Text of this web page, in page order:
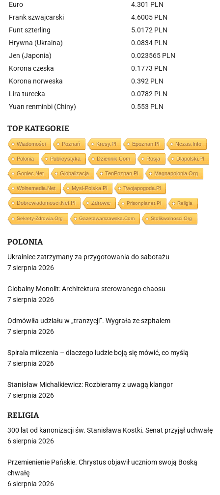
Euro
4.301 PLN
Frank szwajcarski
4.6005 PLN
Funt szterling
5.0172 PLN
Hrywna (Ukraina)
0.0834 PLN
Jen (Japonia)
0.023565 PLN
Korona czeska
0.1773 PLN
Korona norweska
0.392 PLN
Lira turecka
0.0782 PLN
Yuan renminbi (Chiny)
0.553 PLN
TOP KATEGORIE
Wiadomości Poznań Kresy.pl Epoznan.pl Nczas.info
Polonia Publicystyka Dziennik.com Rosja Dlapolski.pl
Goniec.net Globalizacja TenPoznan.pl Magnapolonia.org
Wolnemedia.net Mysl-Polska.pl Twojapogoda.pl
Dobrewiadomosci.net.pl Zdrowie Prisonplanet.pl Religia
Sekrety-Zdrowia.org Gazetawarszawska.com Stolikwolnosci.org
POLONIA
Ukrainiec zatrzymany za przygotowania do sabotażu
7 sierpnia 2026
Globalny Monolit: Architektura sterowanego chaosu
7 sierpnia 2026
Odmówiła udziału w „tranzycji”. Wygrała ze szpitalem
7 sierpnia 2026
Spirala milczenia – dlaczego ludzie boją się mówić, co myślą
7 sierpnia 2026
Stanisław Michalkiewicz: Rozbieramy z uwagą klangor
7 sierpnia 2026
RELIGIA
300 lat od kanonizacji św. Stanisława Kostki. Senat przyjął uchwałę
6 sierpnia 2026
Przemienienie Pańskie. Chrystus objawił uczniom swoją Boską
chwałę
6 sierpnia 2026